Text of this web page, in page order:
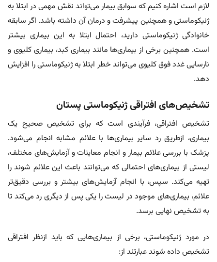
لازم است اشاره کنیم که سوابق بیمار می‌تواند نقش مهمی در ابتلا به
ژنیکوماستی و همچنین پیشرفت و درمان آن داشته باشد. اگر سابقه
خانوادگی ژنیکوماستی دارید، احتمال ابتلا به این بیماری بیشتر
است. همچنین برخی از بیماری‌ها مانند بیماری کبد، بیماری کلیوی و
نارسایی غدد فوق کلیوی می‌تواند خطر ابتلا به ژنیکوماستی را افزایش
دهد.
تشخیص‌های افتراقی ژنیکوماستی پستان
تشخیص‌ افتراقی، فرآیندی است که برای تشخیص صحیح یک
بیماری، ازطریق رد سایر بیماری‌ها با علائم مشابه انجام می‌شود.
پزشک با بررسی علائم بیمار و انجام معاینات و آزمایش‌های مختلف،
لیستی از بیماری‌های احتمالی که می‌توانند باعث این علائم شوند را
تهیه می‌کند. سپس، با انجام آزمایش‌های بیشتر و بررسی دقیق‌تر
علائم، بیماری‌های موجود در لیست را یکی پس از دیگری رد می‌کند تا
به تشخیص نهایی برسد.
در مورد ژنیکوماستی، برخی از بیماری‌هایی که باید ازنظر افتراقی
تشخیص داده شوند عبارتند از: